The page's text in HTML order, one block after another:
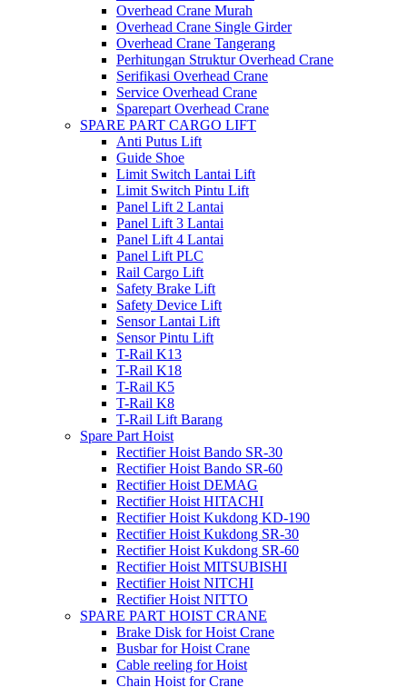
Overhead Crane Murah
Overhead Crane Single Girder
Overhead Crane Tangerang
Perhitungan Struktur Overhead Crane
Serifikasi Overhead Crane
Service Overhead Crane
Sparepart Overhead Crane
SPARE PART CARGO LIFT
Anti Putus Lift
Guide Shoe
Limit Switch Lantai Lift
Limit Switch Pintu Lift
Panel Lift 2 Lantai
Panel Lift 3 Lantai
Panel Lift 4 Lantai
Panel Lift PLC
Rail Cargo Lift
Safety Brake Lift
Safety Device Lift
Sensor Lantai Lift
Sensor Pintu Lift
T-Rail K13
T-Rail K18
T-Rail K5
T-Rail K8
T-Rail Lift Barang
Spare Part Hoist
Rectifier Hoist Bando SR-30
Rectifier Hoist Bando SR-60
Rectifier Hoist DEMAG
Rectifier Hoist HITACHI
Rectifier Hoist Kukdong KD-190
Rectifier Hoist Kukdong SR-30
Rectifier Hoist Kukdong SR-60
Rectifier Hoist MITSUBISHI
Rectifier Hoist NITCHI
Rectifier Hoist NITTO
SPARE PART HOIST CRANE
Brake Disk for Hoist Crane
Busbar for Hoist Crane
Cable reeling for Hoist
Chain Hoist for Crane